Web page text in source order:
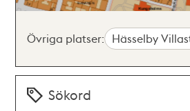
Övriga platser: Hässelby
Sökord